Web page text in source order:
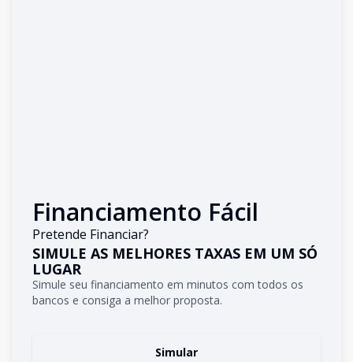
Financiamento Fácil
Pretende Financiar?
SIMULE AS MELHORES TAXAS EM UM SÓ
LUGAR
Simule seu financiamento em minutos com todos os
bancos e consiga a melhor proposta.
Simular